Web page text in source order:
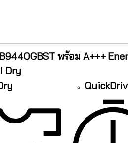
พร้อม A+++
Dry